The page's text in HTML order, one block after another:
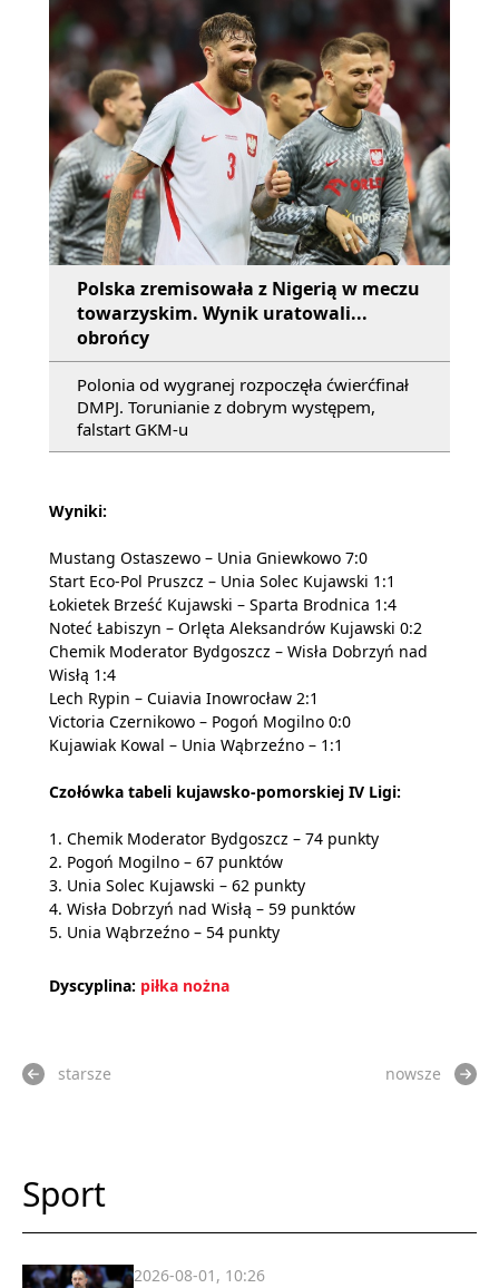
Polska zremisowała z Nigerią w meczu
towarzyskim. Wynik uratowali...
obrońcy
Polonia od wygranej rozpoczęła ćwierćfinał
DMPJ. Torunianie z dobrym występem,
falstart GKM-u
Wyniki:
Mustang Ostaszewo – Unia Gniewkowo 7:0
Start Eco-Pol Pruszcz – Unia Solec Kujawski 1:1
Łokietek Brześć Kujawski – Sparta Brodnica 1:4
Noteć Łabiszyn – Orlęta Aleksandrów Kujawski 0:2
Chemik Moderator Bydgoszcz – Wisła Dobrzyń nad
Wisłą 1:4
Lech Rypin – Cuiavia Inowrocław 2:1
Victoria Czernikowo – Pogoń Mogilno 0:0
Kujawiak Kowal – Unia Wąbrzeźno – 1:1
Czołówka tabeli kujawsko-pomorskiej IV Ligi:
1. Chemik Moderator Bydgoszcz – 74 punkty
2. Pogoń Mogilno – 67 punktów
3. Unia Solec Kujawski – 62 punkty
4. Wisła Dobrzyń nad Wisłą – 59 punktów
5. Unia Wąbrzeźno – 54 punkty
Dyscyplina: piłka nożna
starsze nowsze
Sport
2026-08-01, 10:26